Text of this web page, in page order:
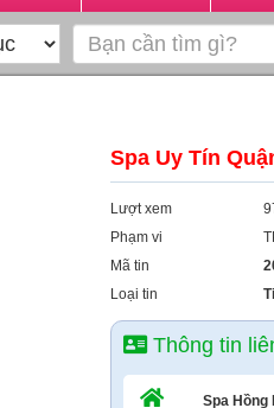
Spa Uy Tín
Lượt xem
Phạm vi
Mã tin
Loại tin
Thông tin
Spa Hồng